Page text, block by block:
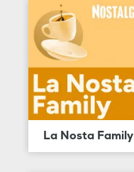
La Nosta Family